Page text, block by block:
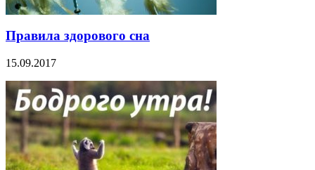
Правила здорового сна
15.09.2017